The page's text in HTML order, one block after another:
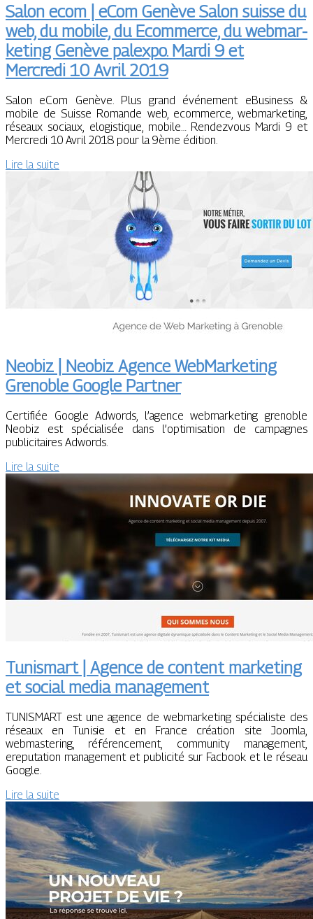
Salon ecom | eCom Genève Salon suisse du
web, du mobile, du Ecommerce, du web­mar­
ke­ting Genève palexpo. Mardi 9 et
Mercredi 10 Avril 2019
Salon eCom Genève. Plus grand événement eBusiness &
mobile de Suisse Romande web, ecommerce, webmarketing,
réseaux sociaux, elogistique, mobile… Rendezvous Mardi 9 et
Mercredi 10 Avril 2018 pour la 9ème édition.
Lire la suite
Neobiz | Neobiz Agence Web­Mar­ke­ting
Grenoble Google Partner
Certifiée Google Adwords, l’agence webmarketing grenoble
Neobiz est spécialisée dans l’optimisation de campagnes
publicitaires Adwords.
Lire la suite
Tunismart | Agence de content marketing
et social media management
TUNISMART est une agence de webmarketing spécialiste des
réseaux en Tunisie et en France création site Joomla,
webmastering, référencement, community management,
ereputation management et publicité sur Facbook et le réseau
Google.
Lire la suite